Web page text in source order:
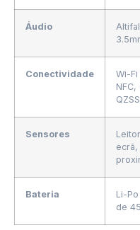
Áudio
Conectividade
Wi-
NFC,
Sensores
Bateria
Li-
de